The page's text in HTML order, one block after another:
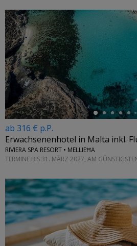
←
ab 316 € p.P.
Erwachsenenhotel in Malta inkl.
RIVIERA SPA RESORT • MELLIEĦA
TERMINE BIS 31. MÄRZ 2027, AM